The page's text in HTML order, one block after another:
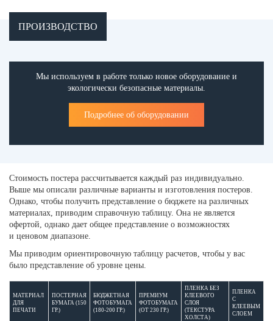
ПРОИЗВОДСТВО
Мы используем в работе только новое оборудование и
экологически безопасные материалы.
Подробнее об оборудовании
Стоимость постера рассчитывается каждый раз индивидуально.
Выше мы описали различные варианты и изготовления постеров.
Однако, чтобы получить представление о бюджете на различных
материалах, приводим справочную таблицу. Она не является
офертой, однако дает общее представление о возможностях
и ценовом диапазоне.
Мы приводим ориентировочную таблицу расчетов, чтобы у вас
было представление об уровне цены.
МАТЕРИАЛ
ДЛЯ
ПЕЧАТИ
ПОСТЕРНАЯ
БУМАГА (150
ГР.)
БЮДЖЕТНАЯ
ФОТОБУМАГА
(180-200 ГР.)
ПРЕМИУМ
ФОТОБУМАГА
(ОТ 230 ГР.)
ПЛЕНКА БЕЗ
КЛЕЕВОГО
СЛОЯ
(ТЕКСТУРА
ХОЛСТА)
ПЛЕНКА
С
КЛЕЕВЫМ
СЛОЕМ